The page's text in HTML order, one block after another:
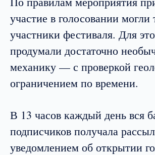
участие в голосовании могли
участники фестиваля. Для
продумали достаточно
механику — с проверкой
ограничением по времени.
В 13 часов каждый день вся
подписчиков получала
уведомлением об открытии